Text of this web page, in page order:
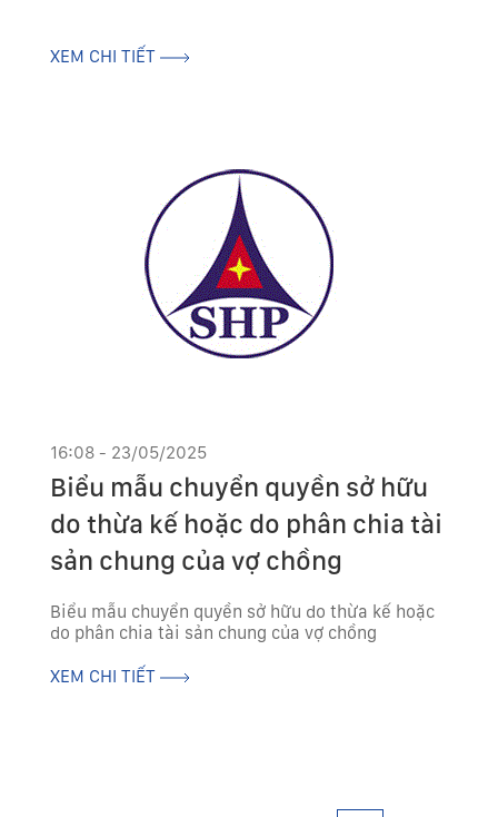
XEM CHI TIẾT
16:08 - 23/05/2025
Biểu mẫu chuyển quyền sở hữu
do thừa kế hoặc do phân chia tài
sản chung của vợ chồng
Biểu mẫu chuyển quyền sở hữu do thừa kế hoặc
do phân chia tài sản chung của vợ chồng
XEM CHI TIẾT